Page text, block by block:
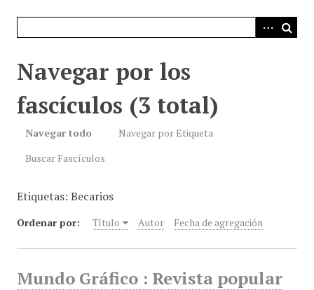
Navegar por los
fascículos (3 total)
Navegar todo
Navegar por Etiqueta
Buscar Fascículos
Etiquetas: Becarios
Ordenar por: Título Autor Fecha de agregación
Mundo Gráfico : Revista popular